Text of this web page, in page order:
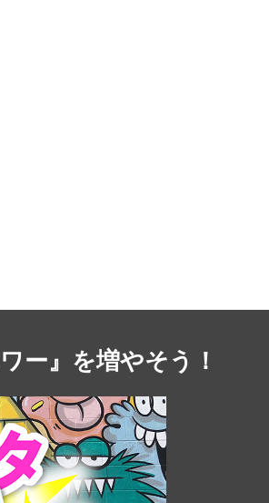
ー』を増やそう！